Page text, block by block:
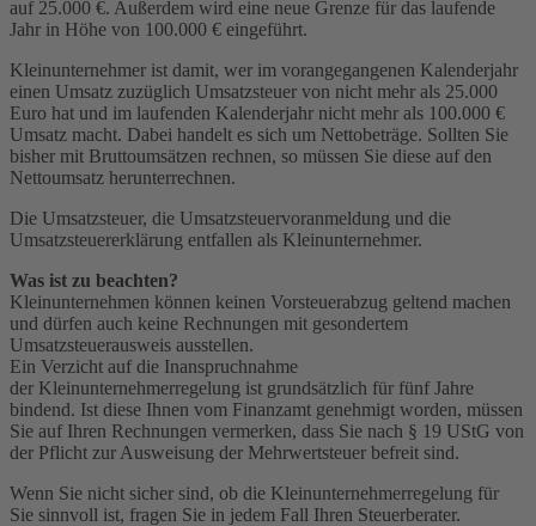
auf 25.000 €. Außerdem wird eine neue Grenze für das laufende
Jahr in Höhe von 100.000 € eingeführt.
Kleinunternehmer ist damit, wer im vorangegangenen Kalenderjahr
einen Umsatz zuzüglich Umsatzsteuer von nicht mehr als 25.000
Euro hat und im laufenden Kalenderjahr nicht mehr als 100.000 €
Umsatz macht. Dabei handelt es sich um Nettobeträge. Sollten Sie
bisher mit Bruttoumsätzen rechnen, so müssen Sie diese auf den
Nettoumsatz herunterrechnen.
Die Umsatzsteuer, die Umsatzsteuervoranmeldung und die
Umsatzsteuererklärung entfallen als Kleinunternehmer.
Was ist zu beachten?
Kleinunternehmen können keinen Vorsteuerabzug geltend machen
und dürfen auch keine Rechnungen mit gesondertem
Umsatzsteuerausweis ausstellen.
Ein Verzicht auf die Inanspruchnahme
der Kleinunternehmerregelung ist grundsätzlich für fünf Jahre
bindend. Ist diese Ihnen vom Finanzamt genehmigt worden, müssen
Sie auf Ihren Rechnungen vermerken, dass Sie nach § 19 UStG von
der Pflicht zur Ausweisung der Mehrwertsteuer befreit sind.
Wenn Sie nicht sicher sind, ob die Kleinunternehmerregelung für
Sie sinnvoll ist, fragen Sie in jedem Fall Ihren Steuerberater.